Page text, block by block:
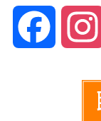
Facebook